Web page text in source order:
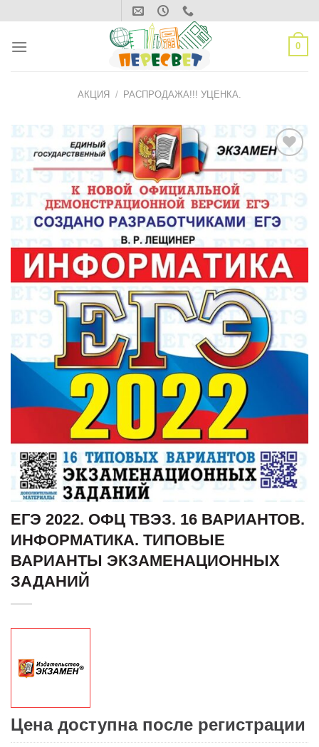
content
0
АКЦИЯ / РАСПРОДАЖА!!! УЦЕНКА.
ДОБАВИТЬ
В СПИСОК
ЖЕЛАНИЙ
ЕГЭ 2022. ОФЦ ТВЭЗ. 16 ВАРИАНТОВ.
ИНФОРМАТИКА. ТИПОВЫЕ
ВАРИАНТЫ ЭКЗАМЕНАЦИОННЫХ
ЗАДАНИЙ
Цена доступна после регистрации